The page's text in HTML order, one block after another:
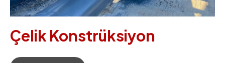
Çelik Konstrüksiyon